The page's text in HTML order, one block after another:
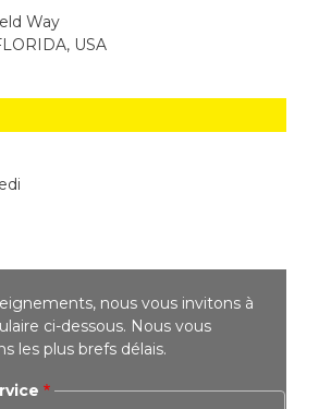
Way
USA
nous vous invitons à
ci-dessous. Nous vous
les plus brefs délais.